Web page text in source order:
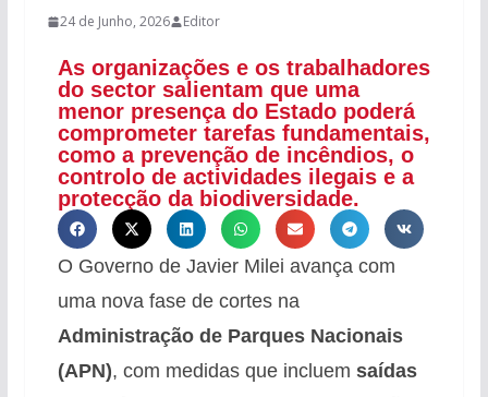
24 de Junho, 2026 Editor
As organizações e os trabalhadores
do sector salientam que uma
menor presença do Estado poderá
comprometer tarefas fundamentais,
como a prevenção de incêndios, o
controlo de actividades ilegais e a
protecção da biodiversidade.
O Governo de Javier Milei avança com
uma nova fase de cortes na
Administração de Parques Nacionais
(APN), com medidas que incluem saídas